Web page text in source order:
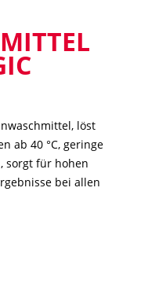
löst
ab 40 °C, geringe
sorgt für hohen
bei allen